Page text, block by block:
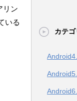
リン
いる
カテ